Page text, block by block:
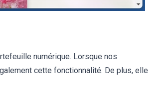
numérique. Lorsque nos
cette fonctionnalité. De plus, elle